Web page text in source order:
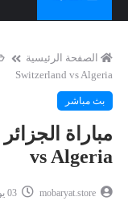
الصفحة الرئيسية
Switzerland vs Algeria
بث مباشر
vs Algeria
mobaryat.store